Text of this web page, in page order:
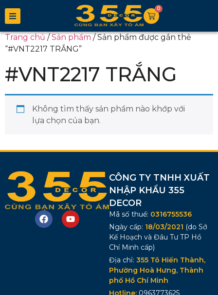
0
Trang chủ/Sản phẩm/ Sản phẩm được gắn thẻ
“#VNT2217 TRẮNG”
#VNT2217 TRẮNG
Không tìm thấy sản phẩm nào khớp với
lựa chọn của bạn.
CÔNG TY TNHH XUẤT
NHẬP KHẨU 355
DECOR
Mã số thuế: 0316755536
Ngày cấp: 18/03/2021 (do Sở
Kế Hoạch và Đầu Tư TP Hồ
Chí Minh cấp)
Địa chỉ: 355 Tô Hiến Thành,
Phường Hoà Hưng, Thành
phố Hồ Chí Minh
Hotline: 0963773625